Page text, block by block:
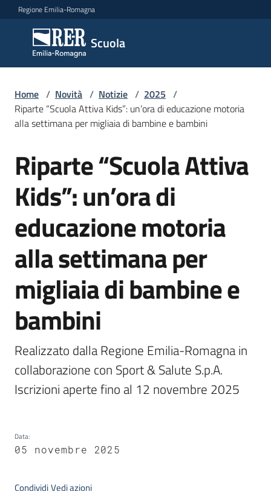
Vai al contenuto
Vai alla navigazione
Vai al footer
Regione Emilia-Romagna
Scuola
Scuola
Argomenti
Servizi
Leggi,
atti
e
bandi
Piani,
programmi
e
progetti
Seguici
Home / Novità / Notizie / 2025 /
Riparte “Scuola Attiva Kids”: un’ora di educazione motoria
alla settimana per migliaia di bambine e bambini
Salta al contenuto
Riparte “Scuola Attiva
Kids”: un’ora di
educazione motoria
alla settimana per
migliaia di bambine e
bambini
Realizzato dalla Regione Emilia-Romagna in
collaborazione con Sport & Salute S.p.A.
Iscrizioni aperte fino al 12 novembre 2025
Data:
05 novembre 2025
CondividiVedi azioni